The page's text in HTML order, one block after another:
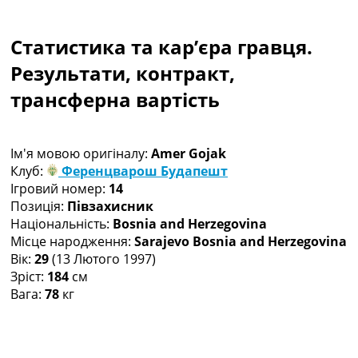
Чемпіонат Світу
Україна. Прем’єр-Ліга
Україна. Перша Ліга
Ліга Чемпіонів
Ще Турніри >>>
Таблиці
Чемпіонат Світу. Турнирні таблиці
Таблиця УПЛ
Перша Ліга
Таблиця АПЛ
Таблиця Ла Ліги
Таблиця Ліги Чемпіонів
Всі таблиці >>>
Статистика та кар’єра гравця.
Результати, контракт,
трансферна вартість
Ім'я мовою оригіналу: Amer Gojak
Клуб:
Ференцварош Будапешт
Ігровий номер: 14
Позиція: Півзахисник
Національність: Bosnia and Herzegovina
Місце народження: Sarajevo Bosnia and Herzegovina
Вік: 29(13 Лютого 1997)
Зріст: 184 см
Вага: 78 кг